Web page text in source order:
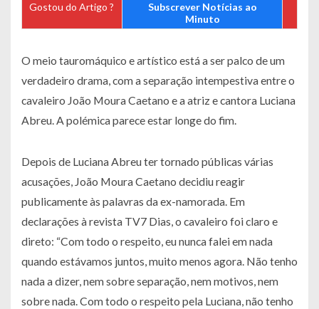
Gostou do Artigo ?
Subscrever Notícias ao
Minuto
O meio tauromáquico e artístico está a ser palco de um
verdadeiro drama, com a separação intempestiva entre o
cavaleiro João Moura Caetano e a atriz e cantora Luciana
Abreu. A polémica parece estar longe do fim.
Depois de Luciana Abreu ter tornado públicas várias
acusações, João Moura Caetano decidiu reagir
publicamente às palavras da ex-namorada. Em
declarações à revista TV7 Dias, o cavaleiro foi claro e
direto: “Com todo o respeito, eu nunca falei em nada
quando estávamos juntos, muito menos agora. Não tenho
nada a dizer, nem sobre separação, nem motivos, nem
sobre nada. Com todo o respeito pela Luciana, não tenho